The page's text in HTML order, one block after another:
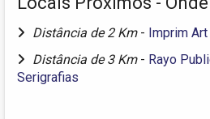
Distância de 2 Km - Imprim Art
Distância de 3 Km - Rayo
Serigrafias